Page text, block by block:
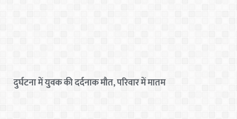
दुर्घटना में युवक की दर्दनाक मौत, परिवार में मातम